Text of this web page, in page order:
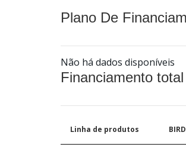
Plano De
Não há dados disponíveis
Financiamento
Linha de produtos